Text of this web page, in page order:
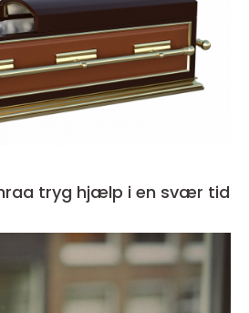
Bedemand aabenraa tryg hjælp i en svær tid